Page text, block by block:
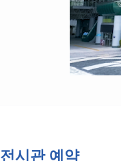
전시관 예약